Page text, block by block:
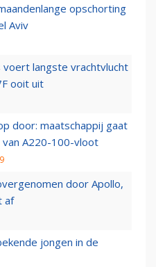
opschorting
Aviv
voert langste vrachtvlucht
ooit uit
door: maatschappij gaat
van A220-100-vloot
door Apollo,
af
jongen in de